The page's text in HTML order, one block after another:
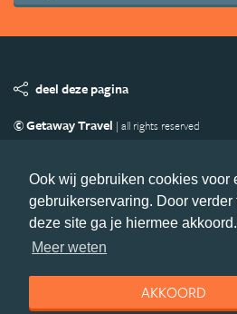
Ook wij gebruiken cookies voor
gebruikerservaring. Door verder
deze site ga je hiermee akkoord.
Meer weten
AKKOORD
deel deze pagina
© Getaway Travel | all rights reserved
Copyright
Privacy statement
Volg MiddenAmerika.nl
Nieuwsbrief
Facebook